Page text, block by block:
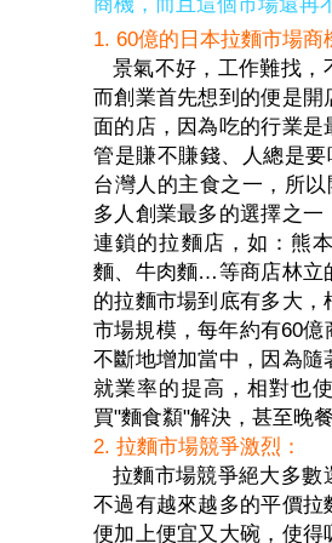
1. 60億的日本拉麵市場商
景氣不好，工作難找，
而創業首先想到的便是
面的店，因為吃的行業
管是賺不賺錢、人總是
台灣人的主食之一，所
多人創業最多的選擇之
連鎖的拉麵店，如：熊
麵、牛肉麵…等商店林立
的拉麵市場到底有多大
市場規模，每年約有60
不斷地增加當中，因為
就業率的提高，相對也
買"麵食纇"解決，甚至晚
2. 拉麵市場競爭激烈：
拉麵市場競爭絕大多數
不過有越來越多的平價
便加上便宜又大碗，使得